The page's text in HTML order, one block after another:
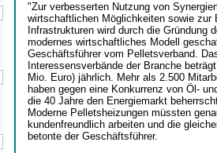
"Zur verbesserten Nutzung von
wirtschaftlichen Möglichkeiten sowie zur
Infrastrukturen wird durch die Gründung
modernes wirtschaftliches Modell
Geschäftsführer vom Pelletsverband.
Interessensverbände der Branche
Mio. Euro) jährlich. Mehr als 2.500
haben gegen eine Konkurrenz von Öl-
die 40 Jahre den Energiemarkt
Moderne Pelletsheizungen müssten
kundenfreundlich arbeiten und die
betonte der Geschäftsführer.